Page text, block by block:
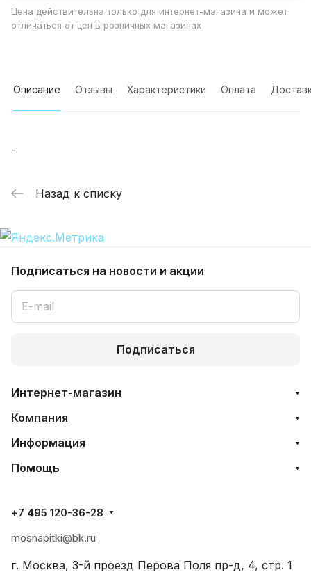
Цена действительна только для интернет-магазина и может
отличаться от цен в розничных магазинах
Описание Отзывы Характеристики Оплата
-
Назад к списку
Подписаться на новости и акции
Подписаться
Интернет-магазин
Компания
Информация
Помощь
+7 495 120-36-28
mosnapitki@bk.ru
г. Москва, 3-й проезд Перова Поля пр-д, 4, стр. 1